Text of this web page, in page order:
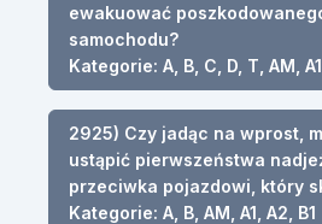
ewakuować
samochodu?
Kategorie: A, B, C, D, T, AM,
2925) Czy jadąc na wprost,
ustąpić pierwszeństwa
przeciwka pojazdowi, który
Kategorie: A, B, AM, A1, A2, B1